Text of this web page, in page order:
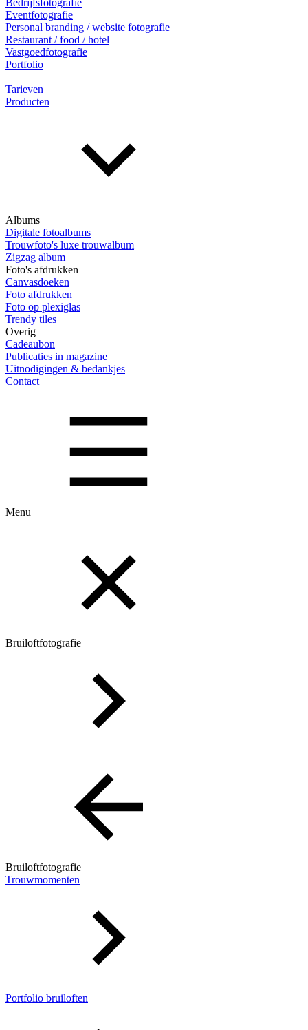
Bedrijfsfotografie
Eventfotografie
Personal branding / website fotografie
Restaurant / food / hotel
Vastgoedfotografie
Portfolio
Tarieven
Producten
Albums
Digitale fotoalbums
Trouwfoto's luxe trouwalbum
Zigzag album
Foto's afdrukken
Canvasdoeken
Foto afdrukken
Foto op plexiglas
Trendy tiles
Overig
Cadeaubon
Publicaties in magazine
Uitnodigingen & bedankjes
Contact
Menu
Bruiloftfotografie
Bruiloftfotografie
Trouwmomenten
Portfolio bruiloften